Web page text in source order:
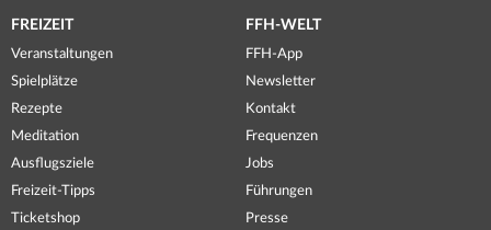
FREIZEIT
Veranstaltungen
Spielplätze
Rezepte
Meditation
Ausflugsziele
Freizeit-Tipps
Ticketshop
FFH-WELT
FFH-App
Newsletter
Kontakt
Frequenzen
Jobs
Führungen
Presse